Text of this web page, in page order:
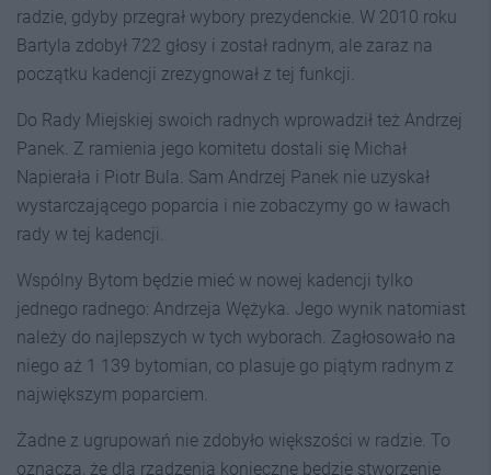
radzie, gdyby przegrał wybory prezydenckie. W 2010 roku
Bartyla zdobył 722 głosy i został radnym, ale zaraz na
początku kadencji zrezygnował z tej funkcji.
Do Rady Miejskiej swoich radnych wprowadził też Andrzej
Panek. Z ramienia jego komitetu dostali się Michał
Napierała i Piotr Bula. Sam Andrzej Panek nie uzyskał
wystarczającego poparcia i nie zobaczymy go w ławach
rady w tej kadencji.
Wspólny Bytom będzie mieć w nowej kadencji tylko
jednego radnego: Andrzeja Wężyka. Jego wynik natomiast
należy do najlepszych w tych wyborach. Zagłosowało na
niego aż 1 139 bytomian, co plasuje go piątym radnym z
największym poparciem.
Żadne z ugrupowań nie zdobyło większości w radzie. To
oznacza, że dla rządzenia konieczne będzie stworzenie